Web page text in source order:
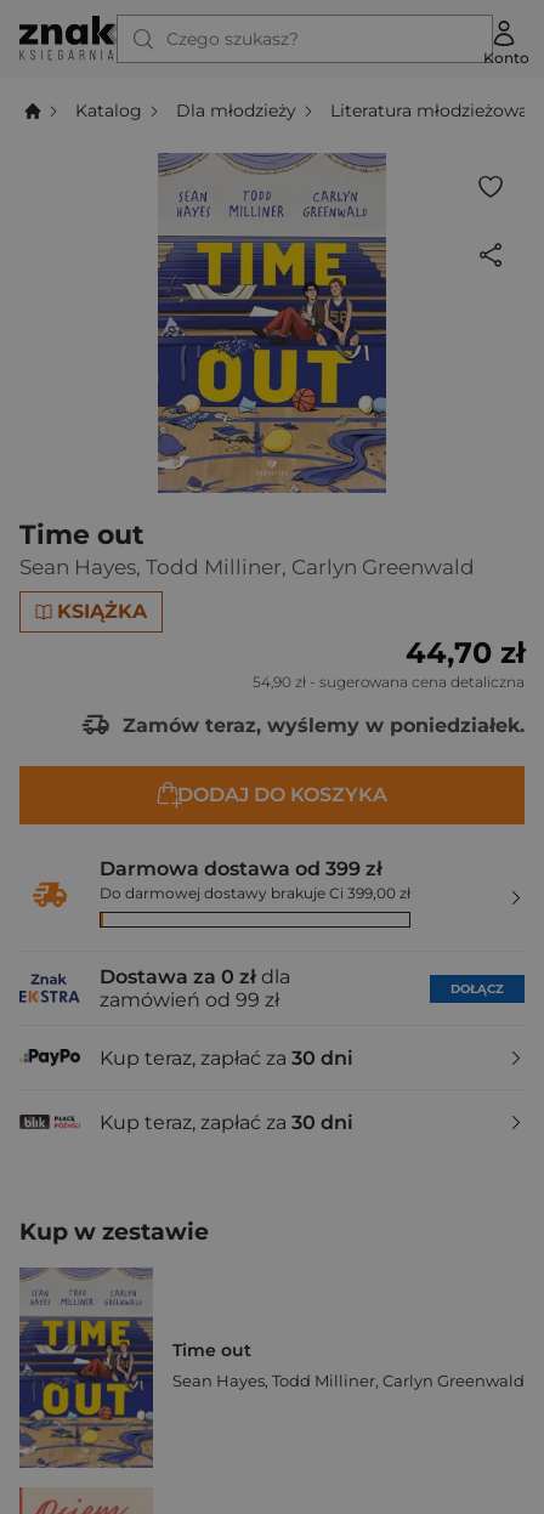
Czego szukasz?
Konto
Katalog Dla młodzieży Literatura młodzieżowa
Time out
Sean Hayes, Todd Milliner, Carlyn Greenwald
KSIĄŻKA
44,70 zł
54,90 zł - sugerowana cena detaliczna
Zamów teraz, wyślemy w poniedziałek.
DODAJ DO KOSZYKA
Darmowa dostawa od 399 zł
Do darmowej dostawy brakuje Ci 399,00 zł
Dostawa za 0 zł dla
zamówień od 99 zł
DOŁĄCZ
Kup teraz, zapłać za 30 dni
Kup teraz, zapłać za 30 dni
Kup w zestawie
Time out
Sean Hayes, Todd Milliner, Carlyn Greenwald